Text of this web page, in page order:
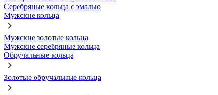
Серебряные кольца с эмалью
Мужские кольца
Мужские золотые кольца
Мужские серебряные кольца
Обручальные кольца
Золотые обручальные кольца